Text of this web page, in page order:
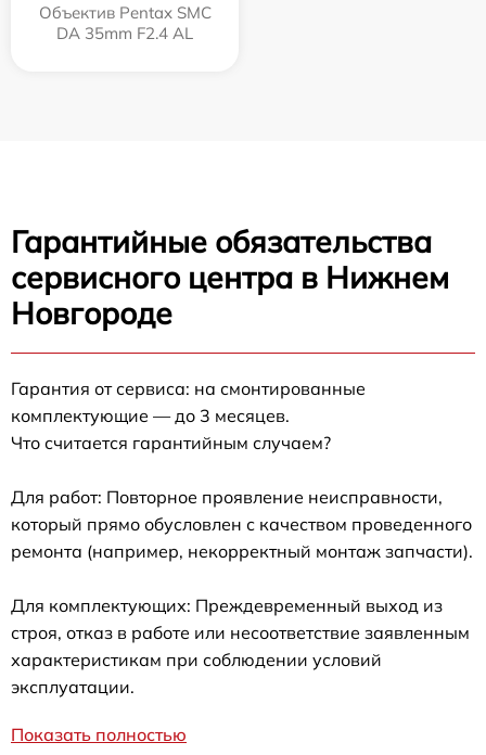
Объектив Pentax SMC
DA 35mm F2.4 AL
Гарантийные обязательства
сервисного центра в Нижнем
Новгороде
Гарантия от сервиса: на смонтированные
комплектующие — до 3 месяцев.
Что считается гарантийным случаем?
Для работ: Повторное проявление неисправности,
который прямо обусловлен с качеством проведенного
ремонта (например, некорректный монтаж запчасти).
Для комплектующих: Преждевременный выход из
строя, отказ в работе или несоответствие заявленным
характеристикам при соблюдении условий
эксплуатации.
Показать полностью